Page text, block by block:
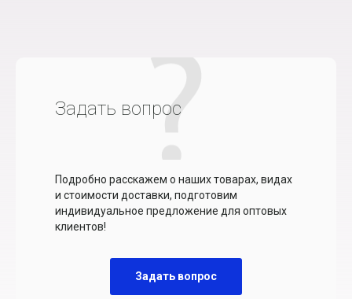
Задать вопрос
Подробно расскажем о наших товарах, видах
и стоимости доставки, подготовим
индивидуальное предложение для оптовых
клиентов!
Задать вопрос